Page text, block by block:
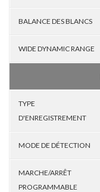
BALANCE DES BLANCS
WIDE DYNAMIC RANGE
TYPE
D'ENREGISTREMENT
MODE DE DÉTECTION
MARCHE/ARRÊT
PROGRAMMABLE